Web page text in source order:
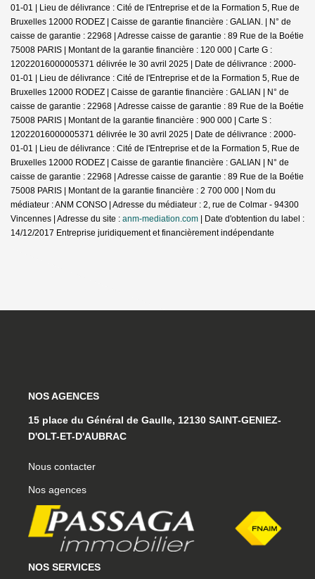
01-01 | Lieu de délivrance : Cité de l'Entreprise et de la Formation 5, Rue de
Bruxelles 12000 RODEZ | Caisse de garantie financière : GALIAN. | N° de
caisse de garantie : 22968 | Adresse caisse de garantie : 89 Rue de la Boétie
75008 PARIS | Montant de la garantie financière : 120 000 | Carte G :
12022016000005371 délivrée le 30 avril 2025 | Date de délivrance : 2000-
01-01 | Lieu de délivrance : Cité de l'Entreprise et de la Formation 5, Rue de
Bruxelles 12000 RODEZ | Caisse de garantie financière : GALIAN | N° de
caisse de garantie : 22968 | Adresse caisse de garantie : 89 Rue de la Boétie
75008 PARIS | Montant de la garantie financière : 900 000 | Carte S :
12022016000005371 délivrée le 30 avril 2025 | Date de délivrance : 2000-
01-01 | Lieu de délivrance : Cité de l'Entreprise et de la Formation 5, Rue de
Bruxelles 12000 RODEZ | Caisse de garantie financière : GALIAN | N° de
caisse de garantie : 22968 | Adresse caisse de garantie : 89 Rue de la Boétie
75008 PARIS | Montant de la garantie financière : 2 700 000 | Nom du
médiateur : ANM CONSO | Adresse du médiateur : 2, rue de Colmar - 94300
Vincennes | Adresse du site : anm-mediation.com | Date d'obtention du label :
14/12/2017 Entreprise juridiquement et financièrement indépendante
NOS AGENCES
15 place du Général de Gaulle, 12130 SAINT-GENIEZ-
D'OLT-ET-D'AUBRAC
Nous contacter
Nos agences
NOS SERVICES